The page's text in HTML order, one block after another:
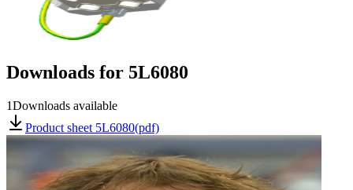
Downloads for 5L6080
1Downloads available
Product sheet 5L6080(pdf)